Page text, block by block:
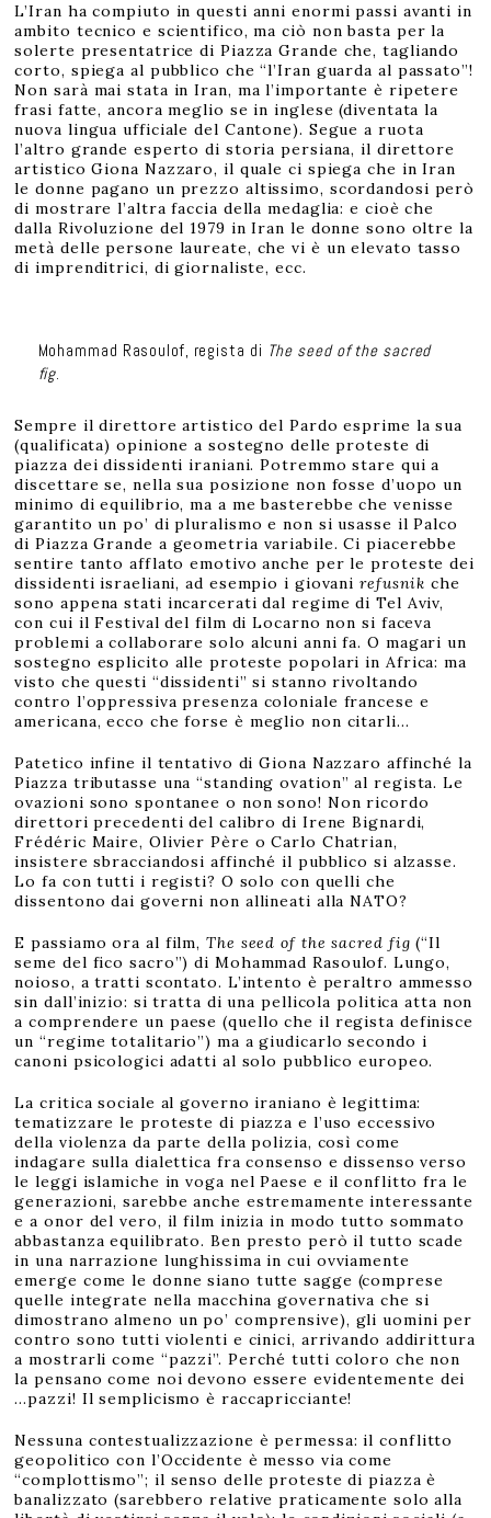
L’Iran ha compiuto in questi anni enormi passi avanti in
ambito tecnico e scientifico, ma ciò non basta per la
solerte presentatrice di Piazza Grande che, tagliando
corto, spiega al pubblico che “l’Iran guarda al passato”!
Non sarà mai stata in Iran, ma l’importante è ripetere
frasi fatte, ancora meglio se in inglese (diventata la
nuova lingua ufficiale del Cantone). Segue a ruota
l’altro grande esperto di storia persiana, il direttore
artistico Giona Nazzaro, il quale ci spiega che in Iran
le donne pagano un prezzo altissimo, scordandosi però
di mostrare l’altra faccia della medaglia: e cioè che
dalla Rivoluzione del 1979 in Iran le donne sono oltre la
metà delle persone laureate, che vi è un elevato tasso
di imprenditrici, di giornaliste, ecc.
Mohammad Rasoulof, regista di The seed of the sacred
fig.
Sempre il direttore artistico del Pardo esprime la sua
(qualificata) opinione a sostegno delle proteste di
piazza dei dissidenti iraniani. Potremmo stare qui a
discettare se, nella sua posizione non fosse d’uopo un
minimo di equilibrio, ma a me basterebbe che venisse
garantito un po’ di pluralismo e non si usasse il Palco
di Piazza Grande a geometria variabile. Ci piacerebbe
sentire tanto afflato emotivo anche per le proteste dei
dissidenti israeliani, ad esempio i giovanirefusnik che
sono appena stati incarcerati dal regime di Tel Aviv,
con cui il Festival del film di Locarno non si faceva
problemi a collaborare solo alcuni anni fa. O magari un
sostegno esplicito alle proteste popolari in Africa: ma
visto che questi “dissidenti” si stanno rivoltando
contro l’oppressiva presenza coloniale francese e
americana, ecco che forse è meglio non citarli…
Patetico infine il tentativo di Giona Nazzaro affinché la
Piazza tributasse una “standing ovation” al regista. Le
ovazioni sono spontanee o non sono! Non ricordo
direttori precedenti del calibro di Irene Bignardi,
Frédéric Maire, Olivier Père o Carlo Chatrian,
insistere sbracciandosi affinché il pubblico si alzasse.
Lo fa con tutti i registi? O solo con quelli che
dissentono dai governi non allineati alla NATO?
E passiamo ora al film,The seed of the sacred fig (“Il
seme del fico sacro”) di Mohammad Rasoulof. Lungo,
noioso, a tratti scontato. L’intento è peraltro ammesso
sin dall’inizio: si tratta di una pellicola politica atta non
a comprendere un paese (quello che il regista definisce
un “regime totalitario”) ma a giudicarlo secondo i
canoni psicologici adatti al solo pubblico europeo.
La critica sociale al governo iraniano è legittima:
tematizzare le proteste di piazza e l’uso eccessivo
della violenza da parte della polizia, così come
indagare sulla dialettica fra consenso e dissenso verso
le leggi islamiche in voga nel Paese e il conflitto fra le
generazioni, sarebbe anche estremamente interessante
e a onor del vero, il film inizia in modo tutto sommato
abbastanza equilibrato. Ben presto però il tutto scade
in una narrazione lunghissima in cui ovviamente
emerge come le donne siano tutte sagge (comprese
quelle integrate nella macchina governativa che si
dimostrano almeno un po’ comprensive), gli uomini per
contro sono tutti violenti e cinici, arrivando addirittura
a mostrarli come “pazzi”. Perché tutti coloro che non
la pensano come noi devono essere evidentemente dei
…pazzi! Il semplicismo è raccapricciante!
Nessuna contestualizzazione è permessa: il conflitto
geopolitico con l’Occidente è messo via come
“complottismo”; il senso delle proteste di piazza è
banalizzato (sarebbero relative praticamente solo alla